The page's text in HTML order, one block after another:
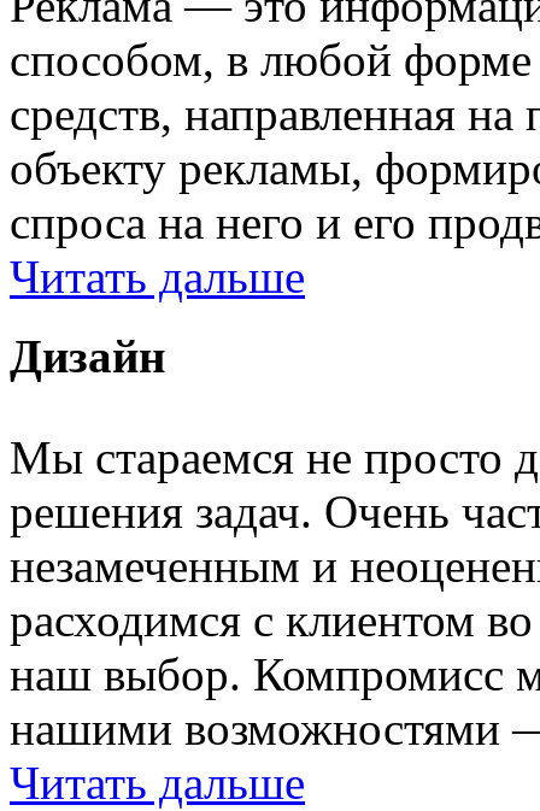
способом, в любой
средств, направленная
объекту рекламы,
спроса на него и его
Читать дальше
Дизайн
Мы стараемся не просто
решения задач. Очень
незамеченным и
расходимся с клиентом
наш выбор. Компромисс
нашими возможностями
Читать дальше